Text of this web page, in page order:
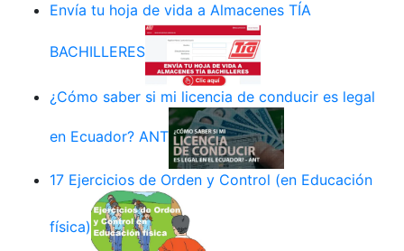
Envía tu hoja de vida a Almacenes TÍA
BACHILLERES
¿Cómo saber si mi licencia de conducir es legal
en Ecuador? ANT
17 Ejercicios de Orden y Control (en Educación
física)